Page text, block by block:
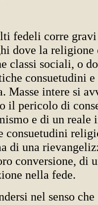
fedeli corre
dove la religione
classi sociali, o
consuetudini
Masse intere si
il pericolo di
e di un reale
consuetudini
di una
conversione, di
nella fede.
nel senso che